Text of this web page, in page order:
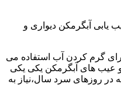
یابی آبگرمکن دیواری و
گرم کردن آب استفاده می
عیب های آبگرمکن یکی یکی
در روزهای سرد سال،نیاز به